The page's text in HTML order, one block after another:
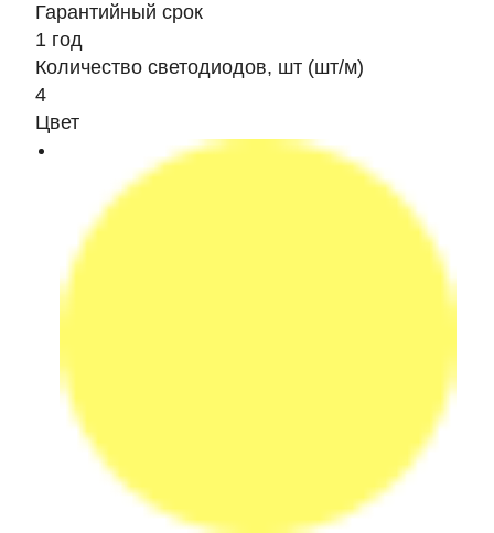
Гарантийный срок
1 год
Количество светодиодов, шт (шт/м)
4
Цвет